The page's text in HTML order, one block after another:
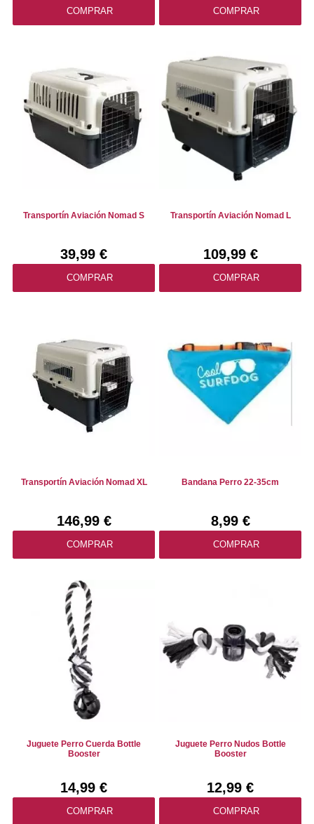
COMPRAR COMPRAR
Transportín Aviación Nomad S
39,99 €
COMPRAR
Transportín Aviación Nomad L
109,99 €
COMPRAR
Transportín Aviación Nomad XL
146,99 €
COMPRAR
Bandana Perro 22-35cm
8,99 €
COMPRAR
Juguete Perro Cuerda Bottle
Booster
14,99 €
COMPRAR
Juguete Perro Nudos Bottle
Booster
12,99 €
COMPRAR